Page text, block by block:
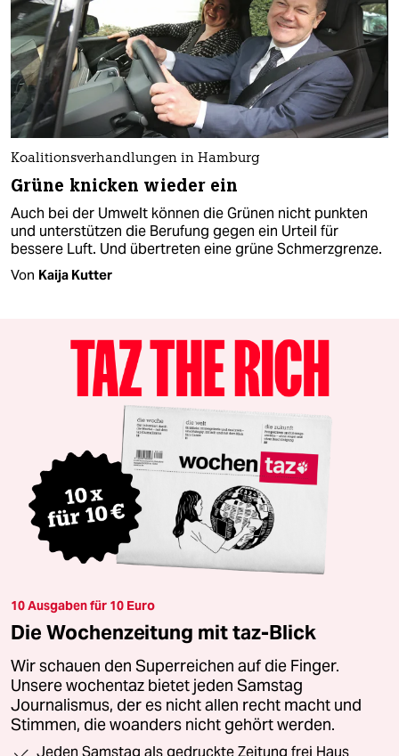
Koalitionsverhandlungen in Hamburg
Grüne knicken wieder ein
Auch bei der Umwelt können die Grünen nicht punkten
und unterstützen die Berufung gegen ein Urteil für
bessere Luft. Und übertreten eine grüne Schmerzgrenze.
Von Kaija Kutter
10 Ausgaben für 10 Euro
Die Wochenzeitung mit taz-Blick
Wir schauen den Superreichen auf die Finger.
Unsere wochentaz bietet jeden Samstag
Journalismus, der es nicht allen recht macht und
Stimmen, die woanders nicht gehört werden.
Jeden Samstag als gedruckte Zeitung frei Haus